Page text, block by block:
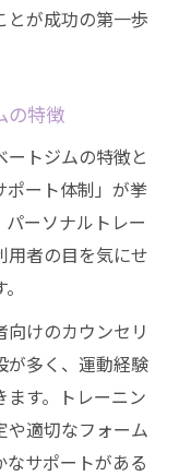
とが成功の第一歩
の特徴
トジムの特徴と
ポート体制」が挙
ーソナルトレー
用者の目を気にせ
けのカウンセリ
が多く、運動経験
す。トレーニン
や適切なフォーム
サポートがある